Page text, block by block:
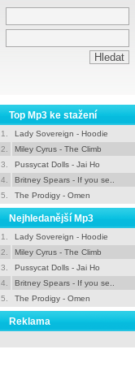
Top Mp3 ke stažení
1.
Lady Sovereign - Hoodie
2.
Miley Cyrus - The Climb
3.
Pussycat Dolls - Jai Ho
4.
Britney Spears - If you se..
5.
The Prodigy - Omen
Nejhledanější Mp3
1.
Lady Sovereign - Hoodie
2.
Miley Cyrus - The Climb
3.
Pussycat Dolls - Jai Ho
4.
Britney Spears - If you se..
5.
The Prodigy - Omen
Reklama